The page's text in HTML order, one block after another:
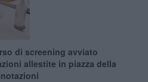
di screening avviato
allestite in piazza della